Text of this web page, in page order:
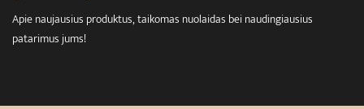
Apie naujausius produktus, taikomas nuolaidas bei naudingiausius
patarimus jums!